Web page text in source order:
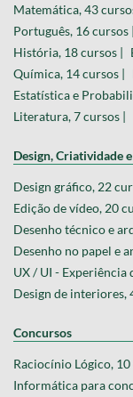
Matemática, 43
Português, 16 cursos |
História, 18 cursos |
Química, 14 cursos |
Estatística e
Literatura, 7 cursos |
Design, Criatividade
Design gráfico, 22
Edição de vídeo, 20
Desenho técnico e
Desenho no papel e
UX / UI - Experiência
Design de interiores,
Concursos
Raciocínio Lógico, 10
Informática para